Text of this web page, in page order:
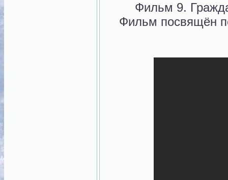
Фильм 9.
Фильм посвящён